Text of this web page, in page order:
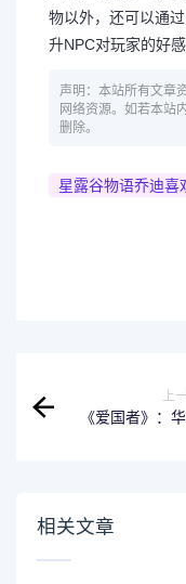
物以外，还可以通
升NPC对玩家的好感
声明：本站所有文章
网络资源。如若本站
删除。
星露谷物语乔迪喜
上
《爱国者》：华
相关文章